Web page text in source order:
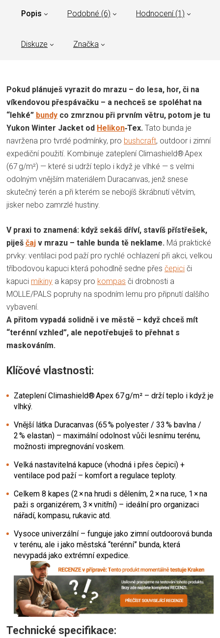
Popis Podobné (6) Hodnocení (1)
Diskuze Značka
Pokud plánuješ vyrazit do mrazu – do lesa, hor, či na
víkendovou přespávačku – a nechceš se spoléhat na
“lehké” bundy co zmrznou při prvním větru, potom je tu
Yukon Winter Jacket od Helikon‑Tex. Tato bunda je
navržena pro tvrdé podmínky, pro bushcraft, outdoor i zimní
expediční použití. Kombinuje zateplení Climashield® Apex
(67 g/m²) — které si udrží teplo i když je vlhké — s velmi
odolným vnějším materiálem Duracanvas, jenž snese
skutečný terén a při kterém se nebojíš škrábnutí větvím,
jisker nebo zamrzlé hustiny.
V praxi to znamená: když sekáš dříví, stavíš přístřešek,
piješ čaj v mrazu – tahle bunda tě neklame. Má praktické
prvky: ventilaci pod paží pro rychlé ochlazení při akci, velkou
tříbodovou kapuci která pohodlně sedne přes čepici či
kapuci mikiny a kapsy pro kompas či drobnosti a
MOLLE/PALS popruhy na spodním lemu pro připnutí dalšího
vybavení.
A přitom vypadá solidně i ve městě – když chceš mít
“terénní vzhled”, ale nepotřebuješ to přehnat s
maskováním.
Klíčové vlastnosti:
Zateplení Climashield® Apex 67 g/m² – drží teplo i když je
vlhký.
Vnější látka Duracanvas (65 % polyester / 33 % bavlna /
2 % elastan) – maximální odolnost vůči lesnímu terénu,
možnosti impregnování voskem.
Velká nastavitel­ná kapuce (vhodná i přes čepici) +
ventilace pod paží – komfort a regulace teploty.
Celkem 8 kapes (2 × na hrudi s dělením, 2 × na ruce, 1 × na
paži s organizérem, 3 × vnitřní) – ideální pro organizaci
nářadí, kompasu, rukavic atd.
Vysoce univerzální – funguje jako zimní outdoorová bunda
v terénu, ale i jako městská “terénní” bunda, která
nevypadá jako extrémní expedice.
Technické specifikace: